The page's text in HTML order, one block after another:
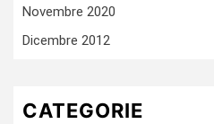
Novembre 2020
Dicembre 2012
CATEGORIE